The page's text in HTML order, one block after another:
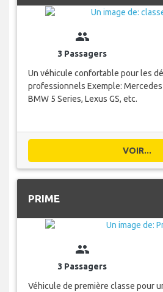
group
3 Passagers
Un véhicule confortable pour les
professionnels Exemple: Mercedes
BMW 5 Series, Lexus GS, etc.
VOIR...
PRIME
group
3 Passagers
Véhicule de première classe pour